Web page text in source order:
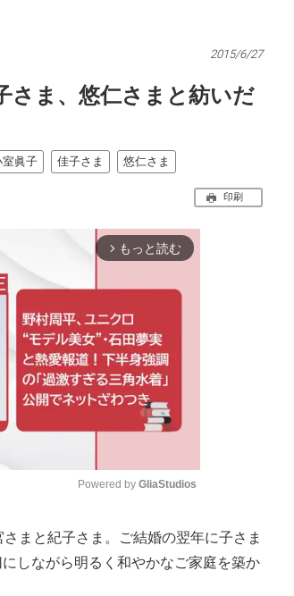
2015/6/27
さま、悠仁さまと紡いだ
室眞子 佳子さま 悠仁さま
印刷
arrow_forward_ios もっと読む
M
u
Powered by GliaStudios
まと紀子さま。ご結婚の翌年に子さま
しながら明るく和やかなご家庭を築か